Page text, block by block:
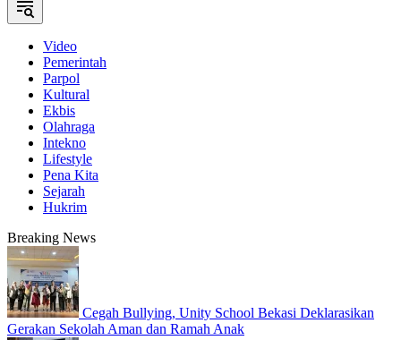
Video
Pemerintah
Parpol
Kultural
Ekbis
Olahraga
Intekno
Lifestyle
Pena Kita
Sejarah
Hukrim
Breaking News
Cegah Bullying, Unity School Bekasi Deklarasikan
Gerakan Sekolah Aman dan Ramah Anak